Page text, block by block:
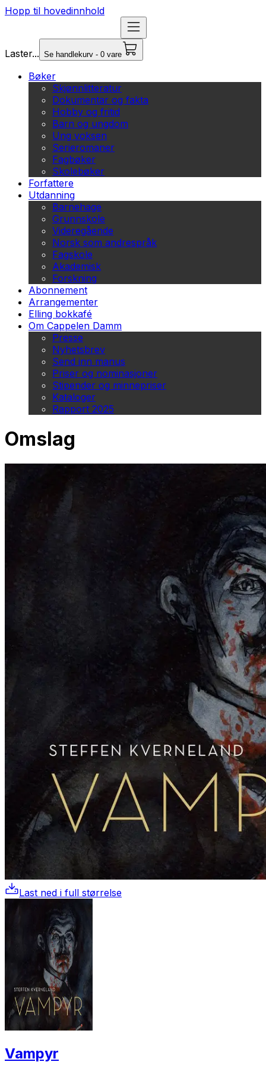
Hopp til hovedinnhold
Laster... Se handlekurv - 0 vare
Bøker
Skjønnlitteratur
Dokumentar og fakta
Hobby og fritid
Barn og ungdom
Ung voksen
Serieromaner
Fagbøker
Skolebøker
Forfattere
Utdanning
Barnehage
Grunnskole
Videregående
Norsk som andrespråk
Fagskole
Akademisk
Forskning
Abonnement
Arrangementer
Elling bokkafé
Om Cappelen Damm
Presse
Nyhetsbrev
Send inn manus
Priser og nominasjoner
Stipender og minnepriser
Kataloger
Rapport 2025
Omslag
Last ned i full størrelse
Vampyr